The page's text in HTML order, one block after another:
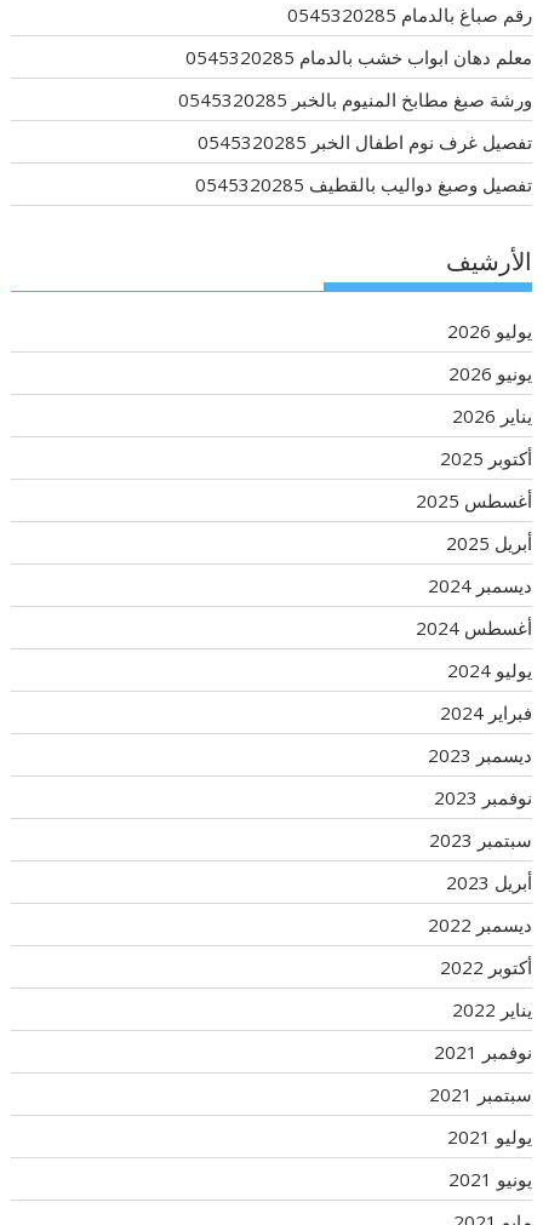
رقم صباغ بالدمام 0545320285
معلم دهان ابواب خشب بالدمام 0545320285
ورشة صبغ مطابخ المنيوم بالخبر 0545320285
تفصيل غرف نوم اطفال الخبر 0545320285
تفصيل وصبغ دواليب بالقطيف 0545320285
الأرشيف
يوليو 2026
يونيو 2026
يناير 2026
أكتوبر 2025
أغسطس 2025
أبريل 2025
ديسمبر 2024
أغسطس 2024
يوليو 2024
فبراير 2024
ديسمبر 2023
نوفمبر 2023
سبتمبر 2023
أبريل 2023
ديسمبر 2022
أكتوبر 2022
يناير 2022
نوفمبر 2021
سبتمبر 2021
يوليو 2021
يونيو 2021